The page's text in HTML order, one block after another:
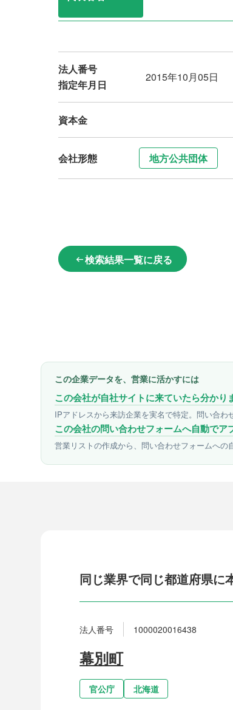
法人番号
指定年月日
2015年10月05日
資本金
会社形態 地方公共団体
arrow_left_alt検索結果一覧に戻る
この企業データを、営業に活かすには
この会社が自社サイトに来ていたら分かり
IPアドレスから来訪企業を実名で特定。問い合わ
この会社の問い合わせフォームへ自動でア
営業リストの作成から、問い合わせフォームへの
同じ業界で同じ都道府県に
法人番号 1000020016438
幕別町
官公庁 北海道